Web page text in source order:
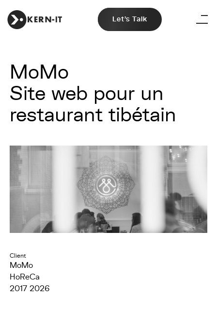
Let's Talk
MoMo
Site web pour un
restaurant tibétain
Client
MoMo
HoReCa
2017 2026